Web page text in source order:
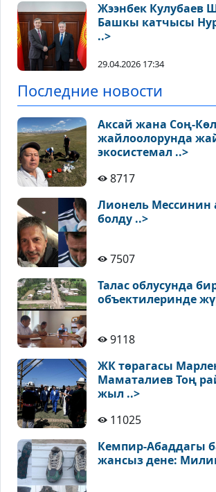
Жээнбек Кулубаев
Башкы катчысы
..>
29.04.2026 17:34
Последние новости
Аксай жана Соң-Көл
жайлоолорунда
экосистемал ..>
8717
Лионель Мессинин
болду ..>
7507
Талас облусунда
объектилеринде
9118
ЖК төрагасы
Маматалиев Тоң
жыл ..>
11025
Кемпир-Абаддагы
жансыз дене: